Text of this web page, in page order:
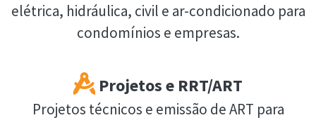
elétrica, hidráulica, civil e ar-condicionado para
condomínios e empresas.
Projetos e RRT/ART
Projetos técnicos e emissão de ART para